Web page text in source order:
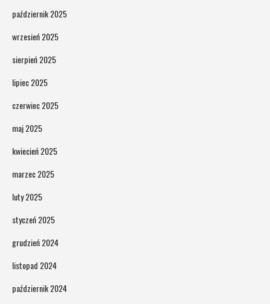
październik 2025
wrzesień 2025
sierpień 2025
lipiec 2025
czerwiec 2025
maj 2025
kwiecień 2025
marzec 2025
luty 2025
styczeń 2025
grudzień 2024
listopad 2024
październik 2024